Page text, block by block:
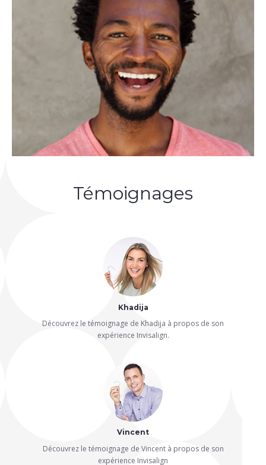
Témoignages
Khadija
Découvrez le témoignage de Khadija à propos de son
expérience Invisalign.
Vincent
Découvrez le témoignage de Vincent à propos de son
expérience Invisalign